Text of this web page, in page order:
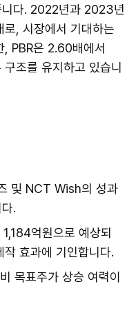
니다. 2022년과 2023년
, 시장에서 기대하는
, PBR은 2.60배에서
조를 유지하고 있습니
및 NCT Wish의 성과
.
억원으로 예상되
효과에 기인합니다.
목표주가 상승 여력이